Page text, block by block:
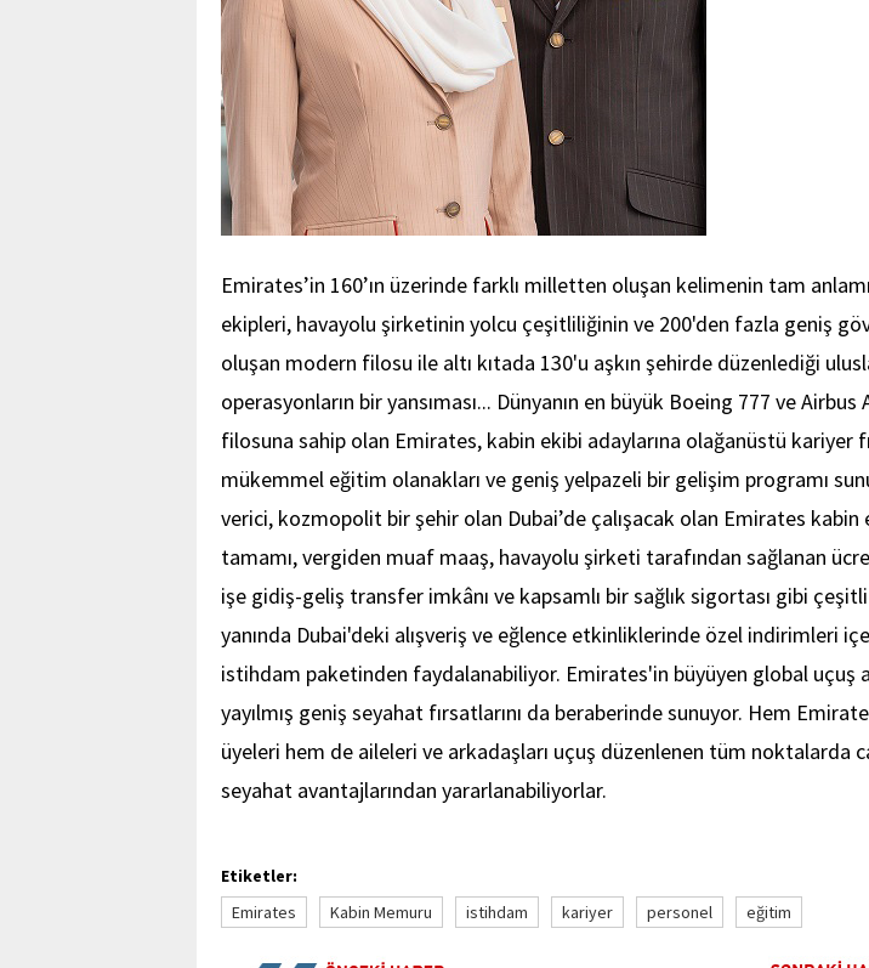
Emirates’in 160’ın üzerinde farklı milletten oluşan kelimenin tam
ekipleri, havayolu şirketinin yolcu çeşitliliğinin ve 200'den fazla geniş
oluşan modern filosu ile altı kıtada 130'u aşkın şehirde düzenlediği
operasyonların bir yansıması... Dünyanın en büyük Boeing 777 ve Airbus
filosuna sahip olan Emirates, kabin ekibi adaylarına olağanüstü kariyer
mükemmel eğitim olanakları ve geniş yelpazeli bir gelişim programı
verici, kozmopolit bir şehir olan Dubai’de çalışacak olan Emirates kabin
tamamı, vergiden muaf maaş, havayolu şirketi tarafından sağlanan
işe gidiş-geliş transfer imkânı ve kapsamlı bir sağlık sigortası gibi çeşitli
yanında Dubai'deki alışveriş ve eğlence etkinliklerinde özel indirimleri
istihdam paketinden faydalanabiliyor. Emirates'in büyüyen global uçuş
yayılmış geniş seyahat fırsatlarını da beraberinde sunuyor. Hem
üyeleri hem de aileleri ve arkadaşları uçuş düzenlenen tüm noktalarda
seyahat avantajlarından yararlanabiliyorlar.
Etiketler:
Emirates
Kabin Memuru istihdam kariyer personel eğitim